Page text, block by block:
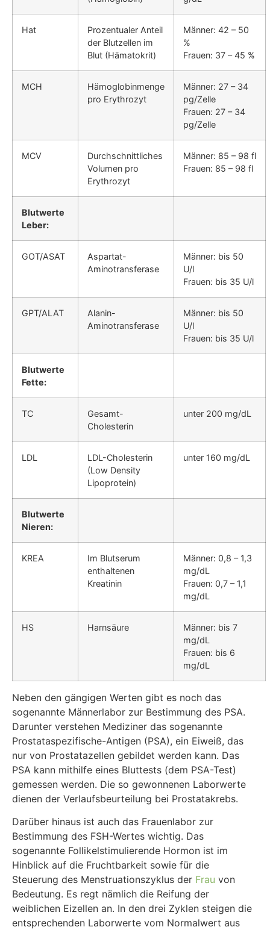
Hat
Prozentualer Anteil
der Blutzellen im
Blut (Hämatokrit)
Männer: 42 – 50
%
Frauen: 37 – 45 %
MCH
Hämoglobinmenge
pro Erythrozyt
Männer: 27 – 34
pg/Zelle
Frauen: 27 – 34
pg/Zelle
MCV
Durchschnittliches
Volumen pro
Erythrozyt
Männer: 85 – 98 fl
Frauen: 85 – 98 fl
Blutwerte
Leber:
GOT/ASAT
Aspartat-
Aminotransferase
Männer: bis 50
U/l
Frauen: bis 35 U/l
GPT/ALAT
Alanin-
Aminotransferase
Männer: bis 50
U/l
Frauen: bis 35 U/l
Blutwerte
Fette:
TC
Gesamt-
Cholesterin
unter 200 mg/dL
LDL
LDL-Cholesterin
(Low Density
Lipoprotein)
unter 160 mg/dL
Blutwerte
Nieren:
KREA
Im Blutserum
enthaltenen
Kreatinin
Männer: 0,8 – 1,3
mg/dL
Frauen: 0,7 – 1,1
mg/dL
HS Harnsäure
Männer: bis 7
mg/dL
Frauen: bis 6
mg/dL
Neben den gängigen Werten gibt es noch das
sogenannte Männerlabor zur Bestimmung des PSA.
Darunter verstehen Mediziner das sogenannte
Prostataspezifische-Antigen (PSA), ein Eiweiß, das
nur von Prostatazellen gebildet werden kann. Das
PSA kann mithilfe eines Bluttests (dem PSA-Test)
gemessen werden. Die so gewonnenen Laborwerte
dienen der Verlaufsbeurteilung bei Prostatakrebs.
Darüber hinaus ist auch das Frauenlabor zur
Bestimmung des FSH-Wertes wichtig. Das
sogenannte Follikelstimulierende Hormon ist im
Hinblick auf die Fruchtbarkeit sowie für die
Steuerung des Menstruationszyklus der Frau von
Bedeutung. Es regt nämlich die Reifung der
weiblichen Eizellen an. In den drei Zyklen steigen die
entsprechenden Laborwerte vom Normalwert aus